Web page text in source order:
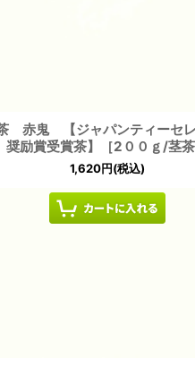
絞り込む
赤鬼 【ジャパンティーセ
奨励賞受賞茶】［2００ｇ/茎茶
1,620円(税込)